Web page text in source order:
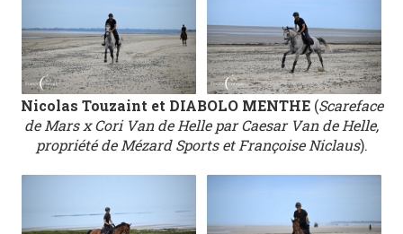
Nicolas Touzaint et DIABOLO MENTHE(Scareface
de Mars x Cori Van de Helle par Caesar Van de Helle,
propriété de Mézard Sports et Françoise Niclaus).